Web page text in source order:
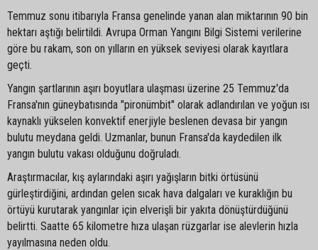
Temmuz sonu itibarıyla Fransa genelinde yanan alan miktarının 90 bin
hektarı aştığı belirtildi. Avrupa Orman Yangını Bilgi Sistemi verilerine
göre bu rakam, son on yılların en yüksek seviyesi olarak kayıtlara
geçti.
Yangın şartlarının aşırı boyutlara ulaşması üzerine 25 Temmuz'da
Fransa'nın güneybatısında "pironümbit" olarak adlandırılan ve yoğun ısı
kaynaklı yükselen konvektif enerjiyle beslenen devasa bir yangın
bulutu meydana geldi. Uzmanlar, bunun Fransa'da kaydedilen ilk
yangın bulutu vakası olduğunu doğruladı.
Araştırmacılar, kış aylarındaki aşırı yağışların bitki örtüsünü
gürleştirdiğini, ardından gelen sıcak hava dalgaları ve kuraklığın bu
örtüyü kurutarak yangınlar için elverişli bir yakıta dönüştürdüğünü
belirtti. Saatte 65 kilometre hıza ulaşan rüzgarlar ise alevlerin hızla
yayılmasına neden oldu.